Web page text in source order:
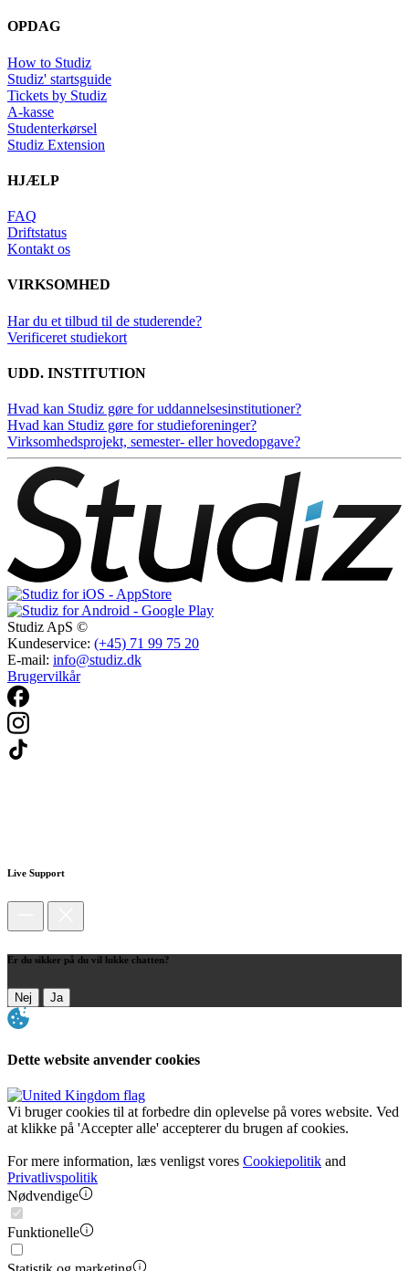
OPDAG
How to Studiz
Studiz' startsguide
Tickets by Studiz
A-kasse
Studenterkørsel
Studiz Extension
HJÆLP
FAQ
Driftstatus
Kontakt os
VIRKSOMHED
Har du et tilbud til de studerende?
Verificeret studiekort
UDD. INSTITUTION
Hvad kan Studiz gøre for uddannelsesinstitutioner?
Hvad kan Studiz gøre for studieforeninger?
Virksomhedsprojekt, semester- eller hovedopgave?
Studiz ApS ©
Kundeservice: (+45) 71 99 75 20
E-mail: info@studiz.dk
Brugervilkår
Live Support
Er du sikker på du vil lukke chatten?
Nej Ja
Dette website anvender cookies
Vi bruger cookies til at forbedre din oplevelse på vores website. Ved
at klikke på 'Accepter alle' accepterer du brugen af cookies.
For mere information, læs venligst vores Cookiepolitik and
Privatlivspolitik
Nødvendige
Funktionelle